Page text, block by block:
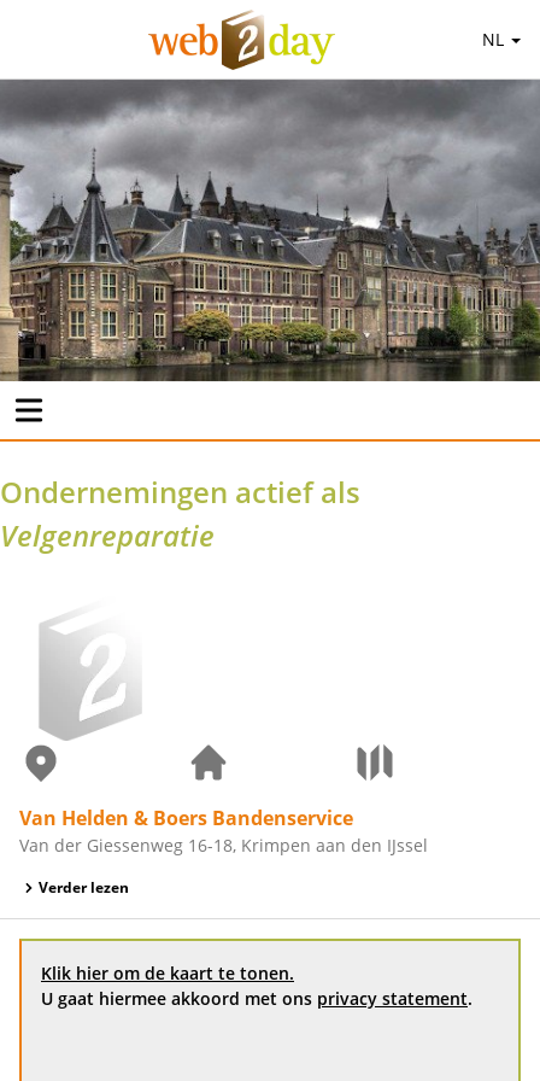
NL
Ondernemingen actief als
Velgenreparatie
Van Helden & Boers Bandenservice
Van der Giessenweg 16-18, Krimpen aan den IJssel
Verder lezen
Klik hier om de kaart te tonen.
U gaat hiermee akkoord met ons privacy statement.